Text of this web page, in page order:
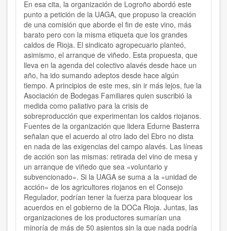
En esa cita, la organización de Logroño abordó este
punto a petición de la UAGA, que propuso la creación
de una comisión que aborde el fin de este vino, más
barato pero con la misma etiqueta que los grandes
caldos de Rioja. El sindicato agropecuario planteó,
asimismo, el arranque de viñedo. Esta propuesta, que
lleva en la agenda del colectivo alavés desde hace un
año, ha ido sumando adeptos desde hace algún
tiempo. A principios de este mes, sin ir más lejos, fue la
Asociación de Bodegas Familiares quien suscribió la
medida como paliativo para la crisis de
sobreproducción que experimentan los caldos riojanos.
Fuentes de la organización que lidera Edurne Basterra
señalan que el acuerdo al otro lado del Ebro no dista
en nada de las exigencias del campo alavés. Las líneas
de acción son las mismas: retirada del vino de mesa y
un arranque de viñedo que sea «voluntario y
subvencionado». Si la UAGA se suma a la «unidad de
acción» de los agricultores riojanos en el Consejo
Regulador, podrían tener la fuerza para bloquear los
acuerdos en el gobierno de la DOCa Rioja. Juntas, las
organizaciones de los productores sumarían una
minoría de más de 50 asientos sin la que nada podría